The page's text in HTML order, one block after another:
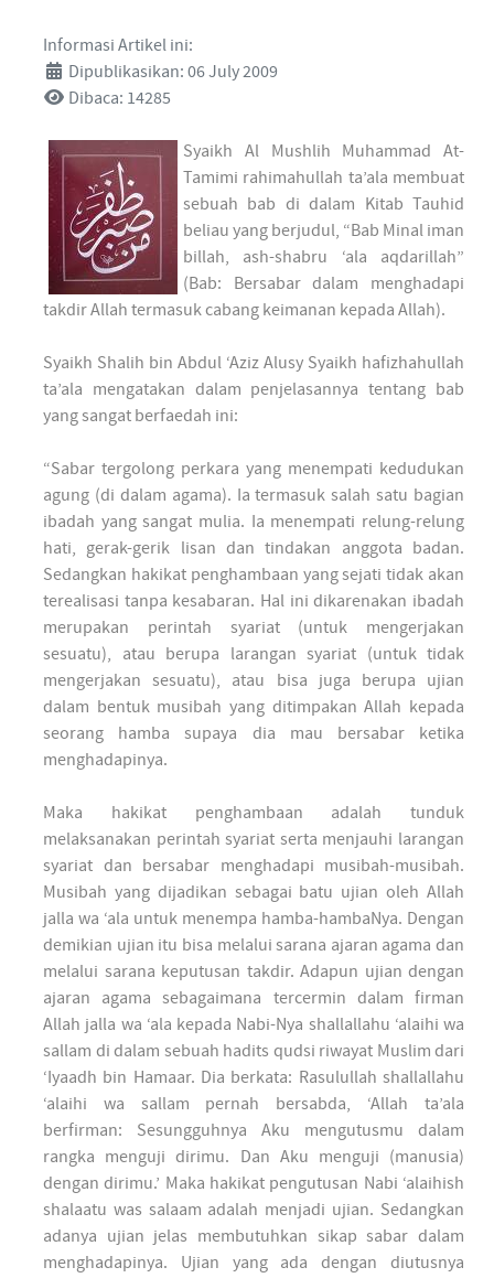
Informasi Artikel ini:
Dipublikasikan: 06 July 2009
Dibaca: 14285
Syaikh Al Mushlih Muhammad At-
Tamimi rahimahullah ta’ala membuat
sebuah bab di dalam Kitab Tauhid
beliau yang berjudul, “Bab Minal iman
billah, ash-shabru ‘ala aqdarillah”
(Bab: Bersabar dalam menghadapi
takdir Allah termasuk cabang keimanan kepada Allah).
Syaikh Shalih bin Abdul ‘Aziz Alusy Syaikh hafizhahullah
ta’ala mengatakan dalam penjelasannya tentang bab
yang sangat berfaedah ini:
“Sabar tergolong perkara yang menempati kedudukan
agung (di dalam agama). Ia termasuk salah satu bagian
ibadah yang sangat mulia. Ia menempati relung-relung
hati, gerak-gerik lisan dan tindakan anggota badan.
Sedangkan hakikat penghambaan yang sejati tidak akan
terealisasi tanpa kesabaran. Hal ini dikarenakan ibadah
merupakan perintah syariat (untuk mengerjakan
sesuatu), atau berupa larangan syariat (untuk tidak
mengerjakan sesuatu), atau bisa juga berupa ujian
dalam bentuk musibah yang ditimpakan Allah kepada
seorang hamba supaya dia mau bersabar ketika
menghadapinya.
Maka hakikat penghambaan adalah tunduk
melaksanakan perintah syariat serta menjauhi larangan
syariat dan bersabar menghadapi musibah-musibah.
Musibah yang dijadikan sebagai batu ujian oleh Allah
jalla wa ‘ala untuk menempa hamba-hambaNya. Dengan
demikian ujian itu bisa melalui sarana ajaran agama dan
melalui sarana keputusan takdir. Adapun ujian dengan
ajaran agama sebagaimana tercermin dalam firman
Allah jalla wa ‘ala kepada Nabi-Nya shallallahu ‘alaihi wa
sallam di dalam sebuah hadits qudsi riwayat Muslim dari
‘Iyaadh bin Hamaar. Dia berkata: Rasulullah shallallahu
‘alaihi wa sallam pernah bersabda, ‘Allah ta’ala
berfirman: Sesungguhnya Aku mengutusmu dalam
rangka menguji dirimu. Dan Aku menguji (manusia)
dengan dirimu.’ Maka hakikat pengutusan Nabi ‘alaihish
shalaatu was salaam adalah menjadi ujian. Sedangkan
adanya ujian jelas membutuhkan sikap sabar dalam
menghadapinya. Ujian yang ada dengan diutusnya